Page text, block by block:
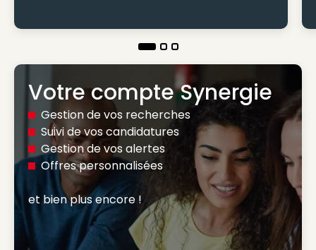
Votre compte Synergie
Gestion de vos recherches
Suivi de vos candidatures
Gestion de vos alertes
Offres personnalisées
et bien plus encore !